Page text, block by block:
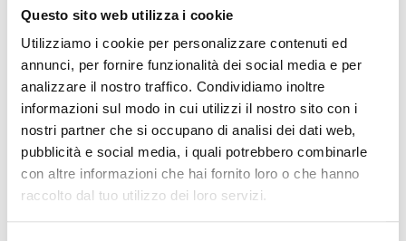
Questo sito web utilizza i cookie
Utilizziamo i cookie per personalizzare contenuti ed
annunci, per fornire funzionalità dei social media e per
analizzare il nostro traffico. Condividiamo inoltre
informazioni sul modo in cui utilizzi il nostro sito con i
nostri partner che si occupano di analisi dei dati web,
pubblicità e social media, i quali potrebbero combinarle
con altre informazioni che hai fornito loro o che hanno
raccolto dal tuo utilizzo dei loro servizi.
Organizzatore
Ass. turistica Castelbello Ciardes
Via Statale 4A
Castelbello Ciardes
info@kastelbell-tschars.com
www.kastelbell-tschars.com
Tel.
+39 0473 624193
torna ai top eventi